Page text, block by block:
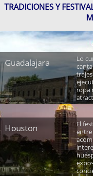
TRADICIONES Y
Guadalajara
Lo
ropa
Houston
El
entre